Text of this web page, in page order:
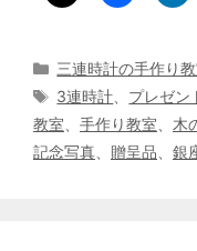
カ
テ
リ
ー
三連時計の手作り
タ
グ
3連時計 プレゼン
教室
手作り教室 木
記念写真
贈呈品 銀